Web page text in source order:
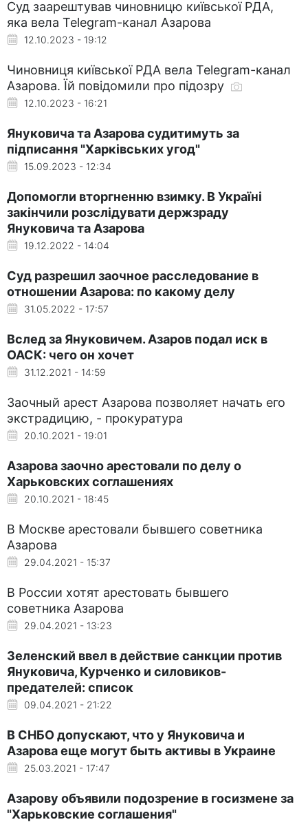
Суд заарештував чиновницю київської РДА,
яка вела Telegram-канал Азарова
12.10.2023 - 19:12
Чиновниця київської РДА вела Telegram-канал
Азарова. Їй повідомили про підозру
12.10.2023 - 16:21
Януковича та Азарова судитимуть за
підписання "Харківських угод"
15.09.2023 - 12:34
Допомогли вторгненню взимку. В Україні
закінчили розслідувати держзраду
Януковича та Азарова
19.12.2022 - 14:04
Суд разрешил заочное расследование в
отношении Азарова: по какому делу
31.05.2022 - 17:57
Вслед за Януковичем. Азаров подал иск в
ОАСК: чего он хочет
31.12.2021 - 14:59
Заочный арест Азарова позволяет начать его
экстрадицию, - прокуратура
20.10.2021 - 19:01
Азарова заочно арестовали по делу о
Харьковских соглашениях
20.10.2021 - 18:45
В Москве арестовали бывшего советника
Азарова
29.04.2021 - 15:37
В России хотят арестовать бывшего
советника Азарова
29.04.2021 - 13:23
Зеленский ввел в действие санкции против
Януковича, Курченко и силовиков-
предателей: список
09.04.2021 - 21:22
В СНБО допускают, что у Януковича и
Азарова еще могут быть активы в Украине
25.03.2021 - 17:47
Азарову объявили подозрение в госизмене за
"Харьковские соглашения"